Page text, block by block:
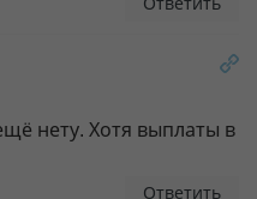
Ответить
нету. Хотя выплаты в
Ответить